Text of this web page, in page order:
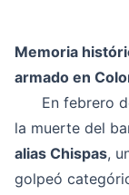
Memoria
armado en
En febrero de
la muerte del
alias Chispas,
golpeó